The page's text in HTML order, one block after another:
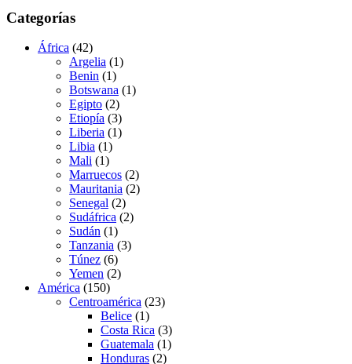
Categorías
África (42)
Argelia (1)
Benin (1)
Botswana (1)
Egipto (2)
Etiopía (3)
Liberia (1)
Libia (1)
Mali (1)
Marruecos (2)
Mauritania (2)
Senegal (2)
Sudáfrica (2)
Sudán (1)
Tanzania (3)
Túnez (6)
Yemen (2)
América (150)
Centroamérica (23)
Belice (1)
Costa Rica (3)
Guatemala (1)
Honduras (2)